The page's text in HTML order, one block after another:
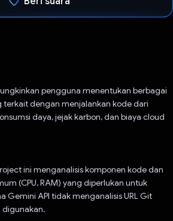
pengguna menentukan berbagai
terkait dengan menjalankan kode dari
daya, jejak karbon, dan biaya cloud
ini menganalisis komponen kode dan
(CPU, RAM) yang diperlukan untuk
Gemini API tidak menganalisis URL Git
digunakan.